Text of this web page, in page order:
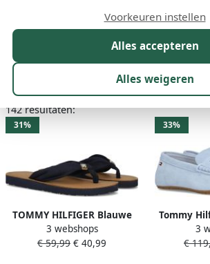
Boots Enkellaarsjes Espadrilles
142 resultaten:
31%
TOMMY HILFIGER Blauwe
Slippers Th Ltr Summer
Sandal
3 webshops
€ 59,99 € 40,99
33%
Tommy
FLAG 3
€
Alles accepteren
Alles weigeren
Voorkeuren instellen